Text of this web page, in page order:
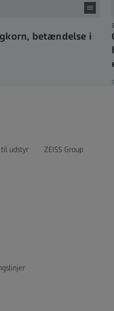
betændelse i
udstyr ZEISS Group